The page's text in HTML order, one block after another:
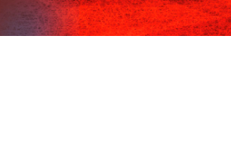
Pasar al contenido principal